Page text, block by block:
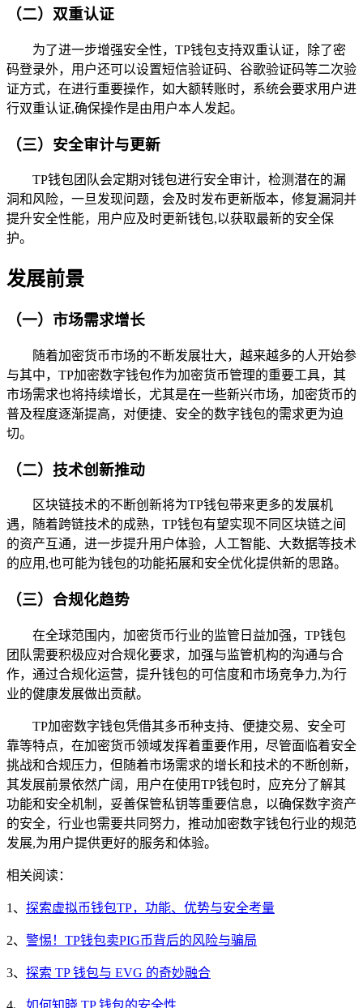
（二）双重认证
为了进一步增强安全性，TP钱包支持双重认证，除了密
码登录外，用户还可以设置短信验证码、谷歌验证码等二次验
证方式，在进行重要操作，如大额转账时，系统会要求用户进
行双重认证,确保操作是由用户本人发起。
（三）安全审计与更新
TP钱包团队会定期对钱包进行安全审计，检测潜在的漏
洞和风险，一旦发现问题，会及时发布更新版本，修复漏洞并
提升安全性能，用户应及时更新钱包,以获取最新的安全保
护。
发展前景
（一）市场需求增长
随着加密货币市场的不断发展壮大，越来越多的人开始参
与其中，TP加密数字钱包作为加密货币管理的重要工具，其
市场需求也将持续增长，尤其是在一些新兴市场，加密货币的
普及程度逐渐提高，对便捷、安全的数字钱包的需求更为迫
切。
（二）技术创新推动
区块链技术的不断创新将为TP钱包带来更多的发展机
遇，随着跨链技术的成熟，TP钱包有望实现不同区块链之间
的资产互通，进一步提升用户体验，人工智能、大数据等技术
的应用,也可能为钱包的功能拓展和安全优化提供新的思路。
（三）合规化趋势
在全球范围内，加密货币行业的监管日益加强，TP钱包
团队需要积极应对合规化要求，加强与监管机构的沟通与合
作，通过合规化运营，提升钱包的可信度和市场竞争力,为行
业的健康发展做出贡献。
TP加密数字钱包凭借其多币种支持、便捷交易、安全可
靠等特点，在加密货币领域发挥着重要作用，尽管面临着安全
挑战和合规压力，但随着市场需求的增长和技术的不断创新，
其发展前景依然广阔，用户在使用TP钱包时，应充分了解其
功能和安全机制，妥善保管私钥等重要信息，以确保数字资产
的安全，行业也需要共同努力，推动加密数字钱包行业的规范
发展,为用户提供更好的服务和体验。
相关阅读：
1、 探索虚拟币钱包TP，功能、优势与安全考量
2、 警惕！TP钱包卖PIG币背后的风险与骗局
3、 探索 TP 钱包与 EVG 的奇妙融合
4、 如何知晓 TP 钱包的安全性